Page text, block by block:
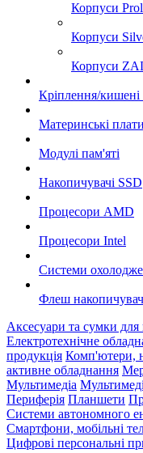
Корпуси
Корпуси
Корпуси
Кріплення/
Материнські плати
Модулі пам'яті
Накопичувачі SSD
Процесори AMD
Процесори Intel
Системи
Флеш
Аксесуари та сумки для
Електротехнічне
продукція Комп'ютери,
активне обладнання
Мультимедіа
Периферія Планшети
Системи автономного
Смартфони, мобільні
Цифрові персональні